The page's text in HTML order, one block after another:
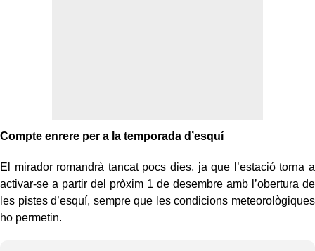
Compte enrere per a la temporada d’esquí
El mirador romandrà tancat pocs dies, ja que l’estació torna a
activar-se a partir del pròxim 1 de desembre amb l’obertura de
les pistes d’esquí, sempre que les condicions meteorològiques
ho permetin.